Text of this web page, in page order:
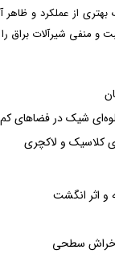
بهتری از عملکرد و
و منفی شیرآلات براق
شیک در فضاهای
کلاسیک و لاکچری
و اثر انگشت
خراش سطحی